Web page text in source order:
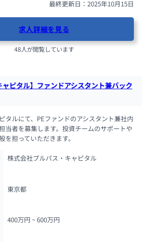
最終更新日：2025年10月15日
求人詳細を見る
48人が閲覧しています
ャピタル】ファンドアシスタント兼バック
タルにて、PEファンドのアシスタント兼社内
当者を募集します。投資チームのサポートや
を担っていただきます。
株式会社ブルパス・キャピタル
東京都
400万円 ~ 600万円